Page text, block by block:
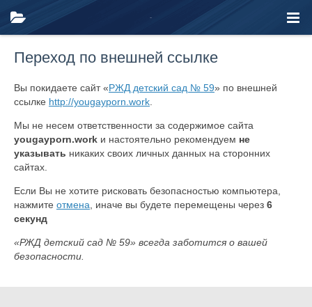
Переход по внешней ссылке
Вы покидаете сайт «РЖД детский сад № 59» по внешней
ссылке http://yougayporn.work
Мы не несем ответственности за содержимое сайта
yougayporn.work и настоятельно рекомендуем не
указывать никаких своих личных данных на сторонних
сайтах.
Если Вы не хотите рисковать безопасностью компьютера,
нажмите отмена , иначе вы будете перемещены через 6
секунд
«РЖД детский сад № 59» всегда заботится о вашей
безопасности.